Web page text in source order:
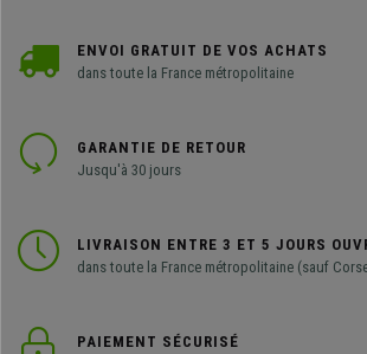
ENVOI GRATUIT DE VOS ACHATS
dans toute la France métropolitaine
GARANTIE DE RETOUR
Jusqu'à 30 jours
LIVRAISON ENTRE 3 ET 5 JOURS
dans toute la France métropolitaine (sauf
PAIEMENT SÉCURISÉ